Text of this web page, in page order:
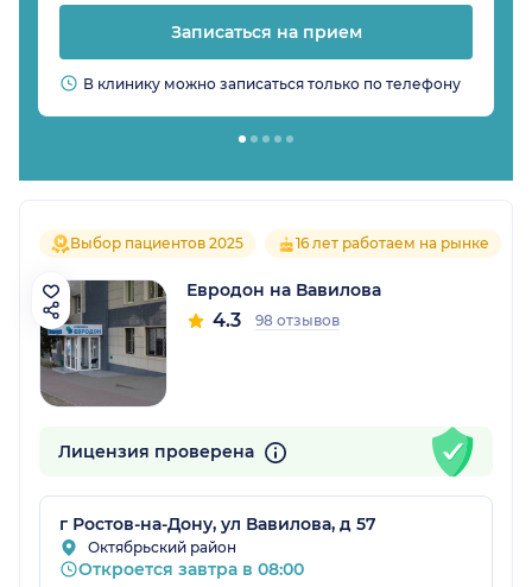
Записаться на прием
В клинику можно записаться только по телефону
Выбор пациентов 2025 16 лет работаем на рынке
Евродон на Вавилова
4.3 98 отзывов
Лицензия проверена
г Ростов-на-Дону, ул Вавилова, д 57
Октябрьский район
Откроется завтра в 08:00